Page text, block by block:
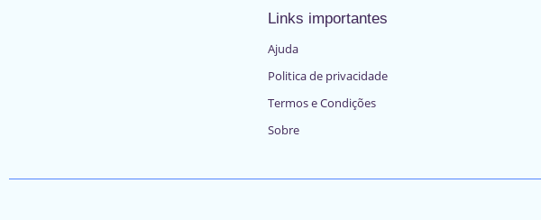
Links importantes
Ajuda
Politica de privacidade
Termos e Condições
Sobre